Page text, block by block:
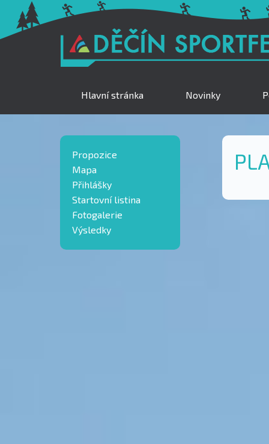
Hlavní stránka Novinky
Propozice
Mapa
Přihlášky
Startovní listina
Fotogalerie
Výsledky